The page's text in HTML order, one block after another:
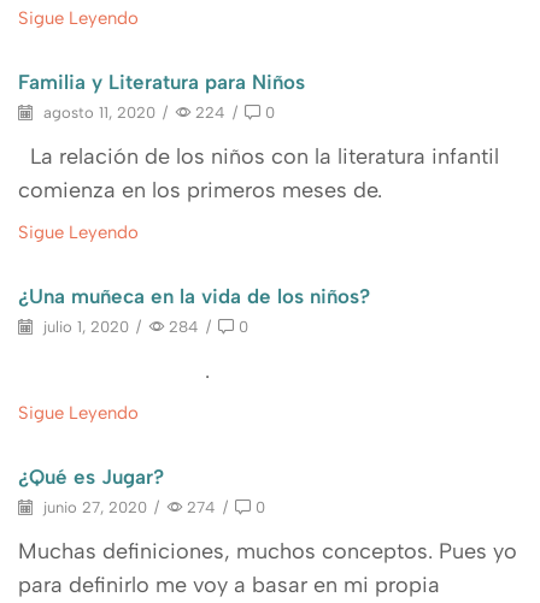
Sigue Leyendo
Familia y Literatura para Niños
agosto 11, 2020 / 224 / 0
La relación de los niños con la literatura infantil
comienza en los primeros meses de.
Sigue Leyendo
¿Una muñeca en la vida de los niños?
julio 1, 2020 / 284 / 0
.
Sigue Leyendo
¿Qué es Jugar?
junio 27, 2020 / 274 / 0
Muchas definiciones, muchos conceptos. Pues yo
para definirlo me voy a basar en mi propia